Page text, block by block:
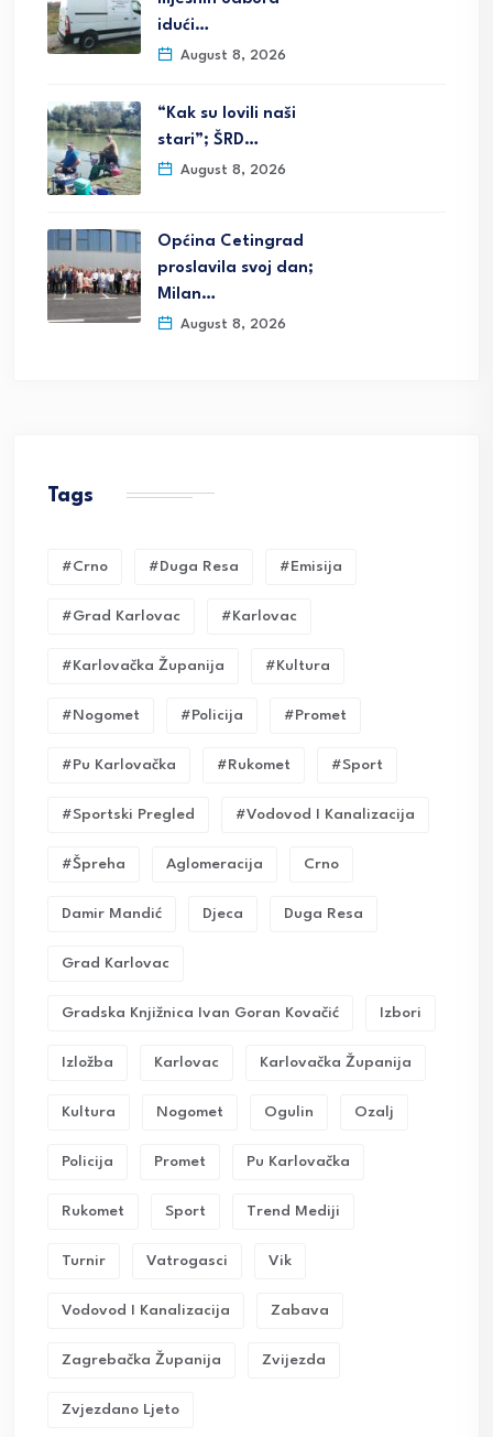
idući…
August 8, 2026
“Kak su lovili naši
stari”; ŠRD…
August 8, 2026
Općina Cetingrad
proslavila svoj dan;
Milan…
August 8, 2026
Tags
#crno #duga Resa #emisija
#grad Karlovac #karlovac
#karlovačka Županija #kultura
#nogomet #policija #promet
#pu Karlovačka #rukomet #sport
#sportski Pregled #vodovod I Kanalizacija
#Špreha Aglomeracija Crno
Damir Mandić Djeca Duga Resa
Grad Karlovac
Gradska Knjižnica Ivan Goran Kovačić Izbori
Izložba Karlovac Karlovačka Županija
Kultura Nogomet Ogulin Ozalj
Policija Promet Pu Karlovačka
Rukomet Sport Trend Mediji
Turnir Vatrogasci Vik
Vodovod I Kanalizacija Zabava
Zagrebačka Županija Zvijezda
Zvjezdano Ljeto